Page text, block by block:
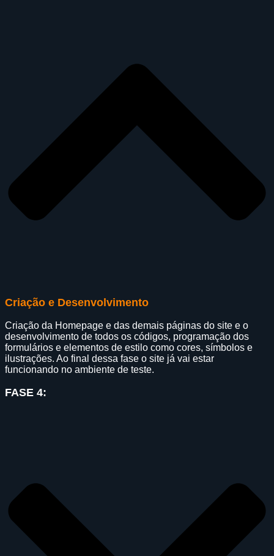
Criação e Desenvolvimento
Criação da Homepage e das demais páginas do site e o
desenvolvimento de todos os códigos, programação dos
formulários e elementos de estilo como cores, símbolos e
ilustrações. Ao final dessa fase o site já vai estar
funcionando no ambiente de teste.
FASE 4: